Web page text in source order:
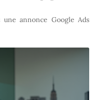
annonce Google Ads